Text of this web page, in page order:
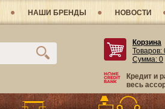
НАШИ БРЕНДЫ НОВОСТИ
Корзина
Товаров:
Сумма: 0
Кредит и
весь